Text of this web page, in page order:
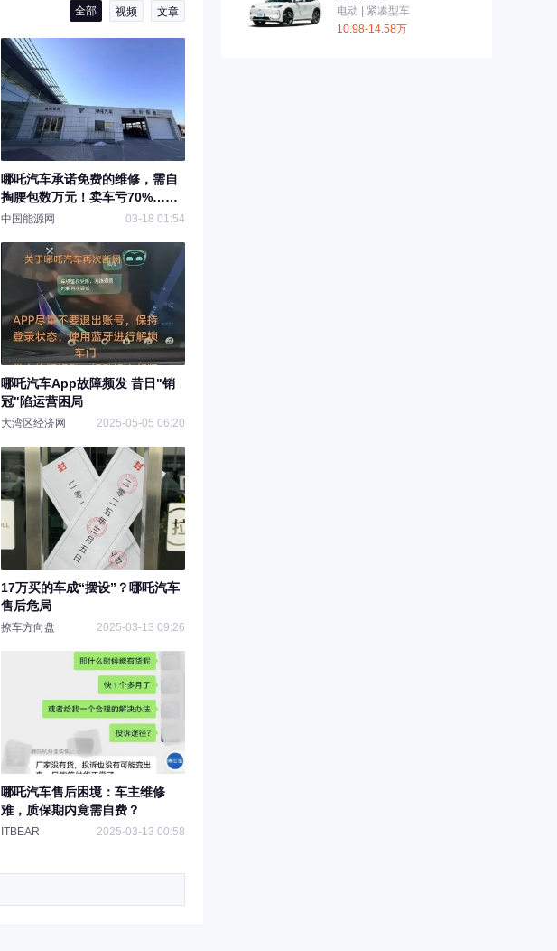
全部 视频 文章
哪吒汽车承诺免费的维修，需自
掏腰包数万元！卖车亏70%……
中国能源网 03-18 01:54
哪吒汽车App故障频发 昔日"销
冠"陷运营困局
大湾区经济网 2025-05-05 06:20
17万买的车成“摆设”？哪吒汽车
售后危局
撩车方向盘 2025-03-13 09:26
哪吒汽车售后困境：车主维修
难，质保期内竟需自费？
ITBEAR 2025-03-13 00:58
电动 | 紧凑型车
10.98-14.58万